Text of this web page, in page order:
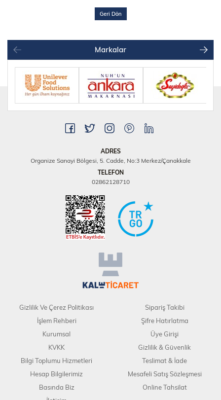
Geri Dön
Markalar
ADRES
Organize Sanayi Bölgesi, 5. Cadde, No:3 Merkez/Çanakkale
TELEFON
02862128710
Gizlilik Ve Çerez Politikası
İşlem Rehberi
Kurumsal
KVKK
Bilgi Toplumu Hizmetleri
Hesap Bilgilerimiz
Basında Biz
Sipariş Takibi
Şifre Hatırlatma
Üye Girişi
Gizlilik & Güvenlik
Teslimat & İade
Mesafeli Satış Sözleşmesi
Online Tahsilat